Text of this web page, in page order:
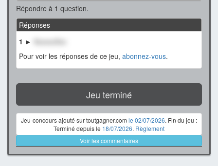
Répondre à 1 question.
Réponses
1 ►
Pour voir les réponses de ce jeu, abonnez-vous.
Jeu terminé
Jeu-concours ajouté sur toutgagner.com le 02/07/2026. Fin du jeu :
Terminé depuis le 18/07/2026. Règlement
Voir les commentaires